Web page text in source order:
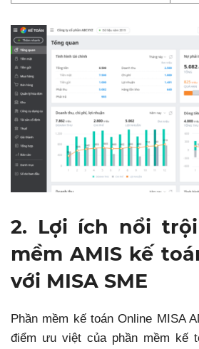
2. Lợi ích nổi
mềm AMIS kế
với MISA SME
Phần mềm kế toán Online MISA
điểm ưu việt của phần mềm kế